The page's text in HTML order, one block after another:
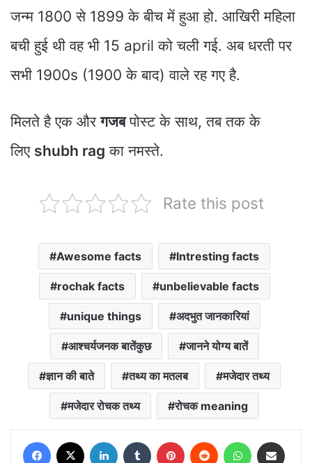
जन्म 1800 से 1899 के बीच में हुआ हो. आखिरी महिला
बची हुई थी वह भी 15 april को चली गई. अब धरती पर
सभी 1900s (1900 के बाद) वाले रह गए है.
मिलते है एक औरगजबपोस्ट के साथ, तब तक के
लिए shubh rag का नमस्ते.
Rate this post
Awesome facts Intresting facts
rochak facts unbelievable facts
unique things अदभुत जानकारियां
आश्चर्यजनक बातेंकुछ जानने योग्य बातें
ज्ञान की बाते तथ्य का मतलब मजेदार तथ्य
मजेदार रोचक तथ्य रोचक meaning
Facebook LinkedIn Tumblr Pinterest Reddit WhatsApp